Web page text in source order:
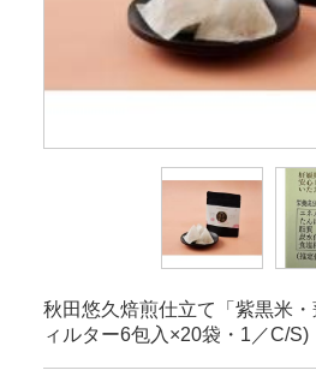
秋田悠久焙煎仕立て「紫黒米
ィルター6包入×20袋・1／C/S)